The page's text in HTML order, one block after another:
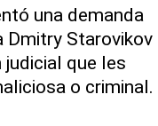
una demanda
Dmitry Starovikov
judicial que les
o criminal.